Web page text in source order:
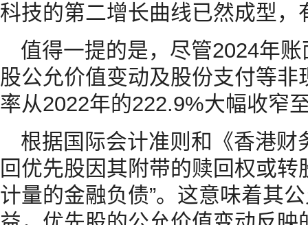
科技的第二增长曲线已然成型
值得一提的是，尽管2024年
股公允价值变动及股份支付等
率从2022年的222.9%大幅收窄
根据国际会计准则和《香港
回优先股因其附带的赎回权或转
计量的金融负债”。这意味着其